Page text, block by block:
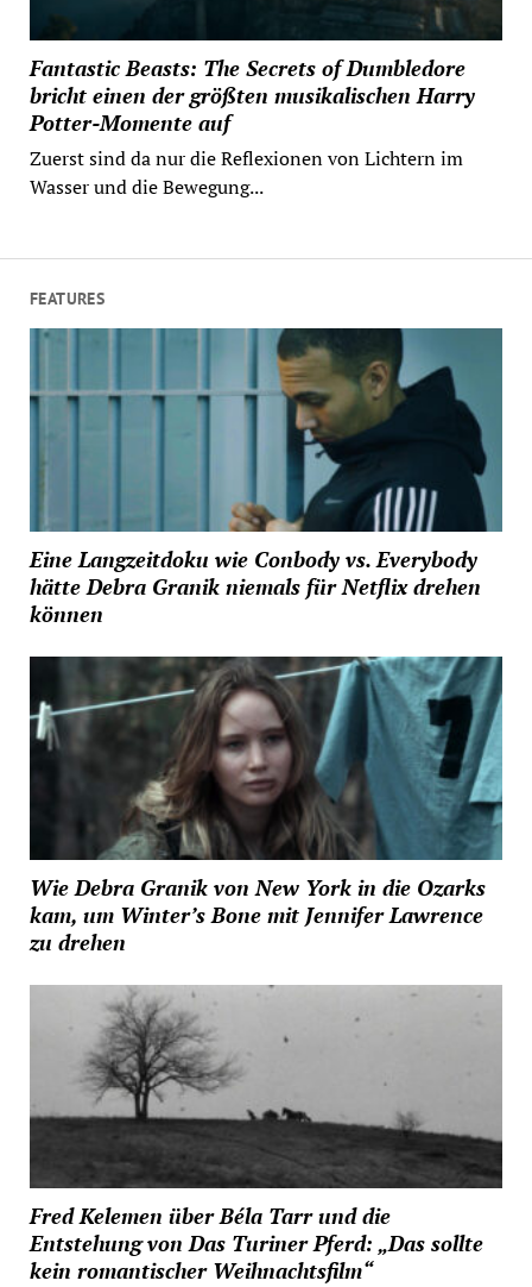
Fantastic Beasts: The Secrets of Dumbledore
bricht einen der größten musikalischen Harry
Potter-Momente auf
Zuerst sind da nur die Reflexionen von Lichtern im
Wasser und die Bewegung...
FEATURES
Eine Langzeitdoku wie Conbody vs. Everybody
hätte Debra Granik niemals für Netflix drehen
können
Wie Debra Granik von New York in die Ozarks
kam, um Winter’s Bone mit Jennifer Lawrence
zu drehen
Fred Kelemen über Béla Tarr und die
Entstehung von Das Turiner Pferd: „Das sollte
kein romantischer Weihnachtsfilm“